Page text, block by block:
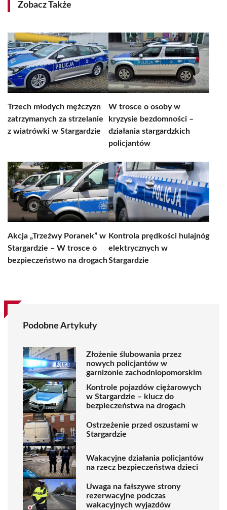
Zobacz Także
Trzech młodych mężczyzn
zatrzymanych za strzelanie
z wiatrówki w Stargardzie
W trosce o osoby w
kryzysie bezdomności –
działania stargardzkich
policjantów
Akcja „Trzeźwy Poranek” w
Stargardzie – W trosce o
bezpieczeństwo na drogach
Kontrola prędkości hulajnóg
elektrycznych w
Stargardzie
Podobne Artykuły
Złożenie ślubowania przez
nowych policjantów w
garnizonie zachodniopomorskim
Kontrole pojazdów ciężarowych
w Stargardzie – klucz do
bezpieczeństwa na drogach
Ostrzeżenie przed oszustami w
Stargardzie
Wakacyjne działania policjantów
na rzecz bezpieczeństwa dzieci
Uwaga na fałszywe strony
rezerwacyjne podczas
wakacyjnych wyjazdów